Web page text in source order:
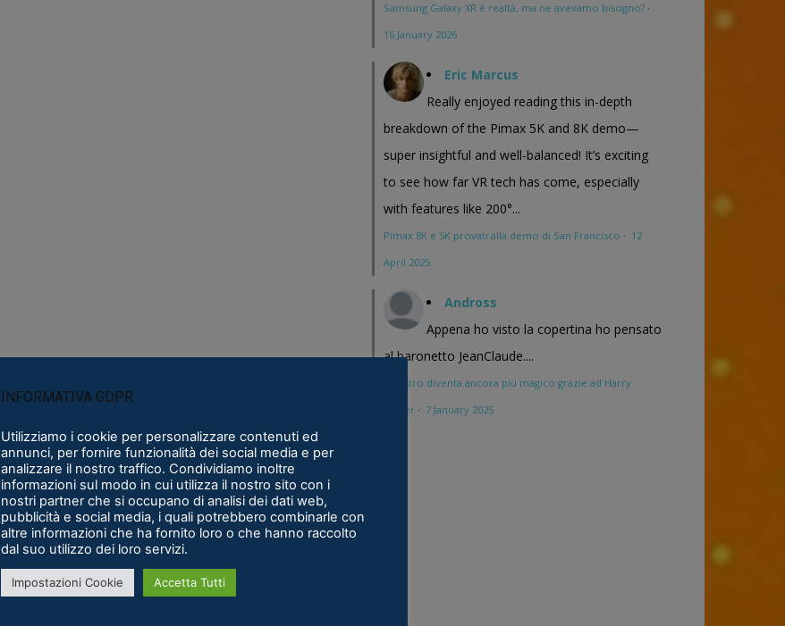
Samsung Galaxy XR è realtà, ma ne avevamo bisogno? ·
16 January 2026
Eric Marcus
Really enjoyed reading this in-depth
breakdown of the Pimax 5K and 8K demo—
super insightful and well-balanced! It’s exciting
to see how far VR tech has come, especially
with features like 200°...
Pimax 8K e 5K provati alla demo di San Francisco · 12
April 2025
Andross
Appena ho visto la copertina ho pensato
al baronetto JeanClaude....
Maestro diventa ancora più magico grazie ad Harry
Potter · 7 January 2025
INFORMATIVA GDPR
Utilizziamo i cookie per personalizzare contenuti ed
annunci, per fornire funzionalità dei social media e per
analizzare il nostro traffico. Condividiamo inoltre
informazioni sul modo in cui utilizza il nostro sito con i
nostri partner che si occupano di analisi dei dati web,
pubblicità e social media, i quali potrebbero combinarle con
altre informazioni che ha fornito loro o che hanno raccolto
dal suo utilizzo dei loro servizi.
Impostazioni Cookie Accetta Tutti